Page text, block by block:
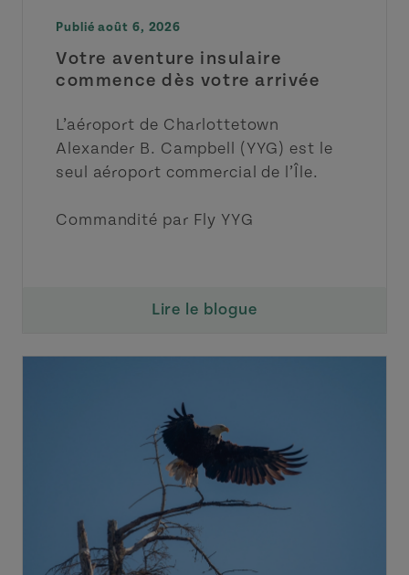
Publié août 6, 2026
Votre aventure insulaire
commence dès votre arrivée
L’aéroport de Charlottetown
Alexander B. Campbell (YYG) est le
seul aéroport commercial de l’Île.
Commandité par Fly YYG
Lire le blogue